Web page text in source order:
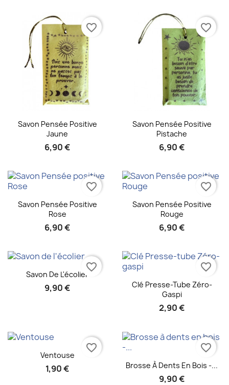
Aperçu rapide
Savon Pensée Positive
Jaune
6,90 €
favorite_border
Aperçu rapide
Savon Pensée Positive
Pistache
6,90 €
favorite_border
Aperçu rapide
Savon Pensée Positive
Rose
6,90 €
favorite_border
Aperçu rapide
Savon Pensée Positive
Rouge
6,90 €
favorite_border
Aperçu rapide
Savon De L'écolier
9,90 €
favorite_border
Aperçu rapide
Clé Presse-Tube Zéro-
Gaspi
2,90 €
favorite_border
Aperçu rapide
Ventouse
1,90 €
favorite_border
Aperçu rapide
Brosse À Dents En Bois -...
9,90 €
favorite_border